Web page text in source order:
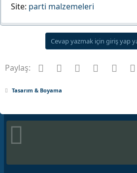
Site: parti malzemeleri
Cevap yazmak için giriş yap
Paylaş: Facebook
Twitter Pinterest
Tumblr
Tasarım & Boyama